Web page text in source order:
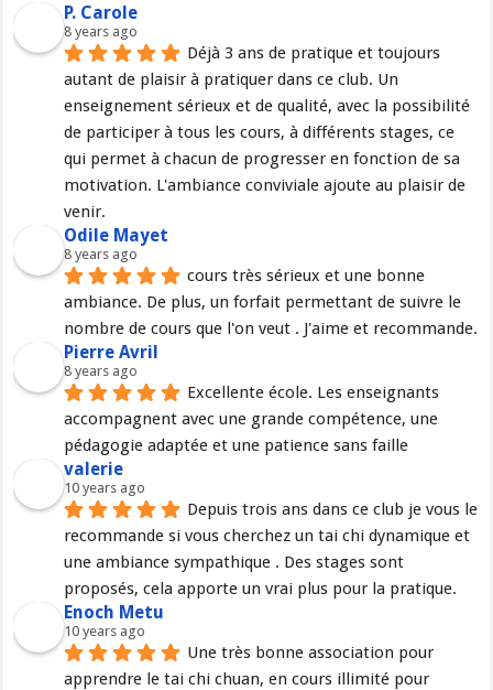
P. Carole
8 years ago
Déjà 3 ans de pratique et toujours
autant de plaisir à pratiquer dans ce club. Un
enseignement sérieux et de qualité, avec la possibilité
de participer à tous les cours, à différents stages, ce
qui permet à chacun de progresser en fonction de sa
motivation. L'ambiance conviviale ajoute au plaisir de
venir.
Odile Mayet
8 years ago
cours très sérieux et une bonne
ambiance. De plus, un forfait permettant de suivre le
nombre de cours que l'on veut . J'aime et recommande.
Pierre Avril
8 years ago
Excellente école. Les enseignants
accompagnent avec une grande compétence, une
pédagogie adaptée et une patience sans faille
valerie
10 years ago
Depuis trois ans dans ce club je vous le
recommande si vous cherchez un tai chi dynamique et
une ambiance sympathique . Des stages sont
proposés, cela apporte un vrai plus pour la pratique.
Enoch Metu
10 years ago
Une très bonne association pour
apprendre le tai chi chuan, en cours illimité pour